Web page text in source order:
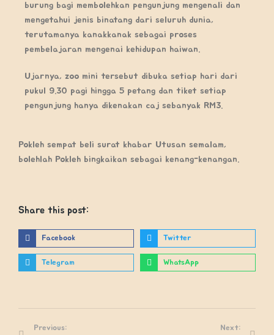
burung bagi membolehkan pengunjung mengenali dan
mengetahui jenis binatang dari seluruh dunia,
terutamanya kanak­kanak sebagai proses
pembelajaran mengenai kehidupan haiwan.
Ujarnya, zoo mini tersebut dibuka setiap hari dari
pukul 9.30 pagi hingga 5 petang dan tiket setiap
pengunjung hanya dikenakan caj sebanyak RM3.
Pokleh sempat beli surat khabar Utusan semalam,
bolehlah Pokleh bingkaikan sebagai kenang-kenangan.
Share this post:
Facebook Twitter
Telegram WhatsApp
Previous: Next: